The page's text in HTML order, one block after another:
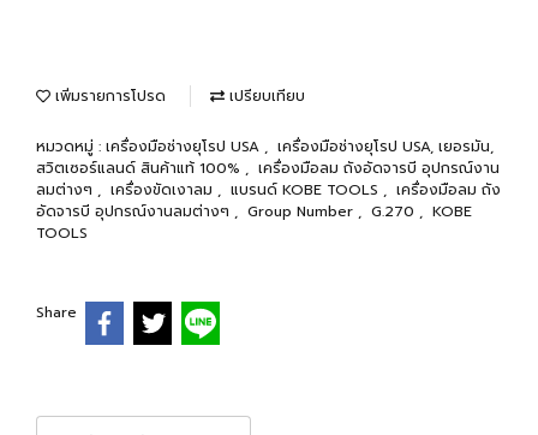
เพิ่มรายการโปรด เปรียบเทียบ
หมวดหมู่ : เครื่องมือช่างยุโรป USA , เครื่องมือช่างยุโรป USA, เยอรมัน,
สวิตเซอร์แลนด์ สินค้าแท้ 100% , เครื่องมือลม ถังอัดจารบี อุปกรณ์งาน
ลมต่างๆ , เครื่องขัดเงาลม , แบรนด์ KOBE TOOLS , เครื่องมือลม ถัง
อัดจารบี อุปกรณ์งานลมต่างๆ , Group Number , G.270 , KOBE
TOOLS
Share